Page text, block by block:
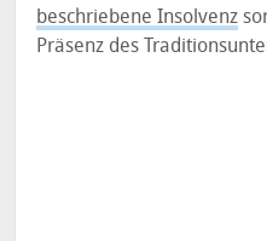
beschriebene Insolvenz
Präsenz des